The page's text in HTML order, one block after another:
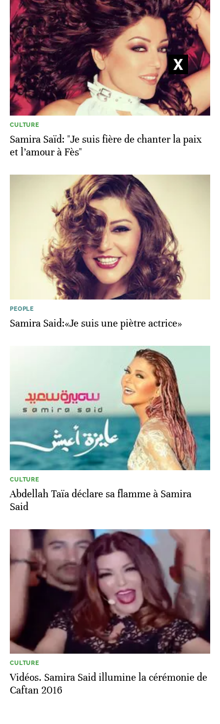
CULTURE
Samira Saïd: "Je suis fière de chanter la paix
et l’amour à Fès"
PEOPLE
Samira Said:«Je suis une piètre actrice»
CULTURE
Abdellah Taïa déclare sa flamme à Samira
Said
CULTURE
Vidéos. Samira Said illumine la cérémonie de
Caftan 2016